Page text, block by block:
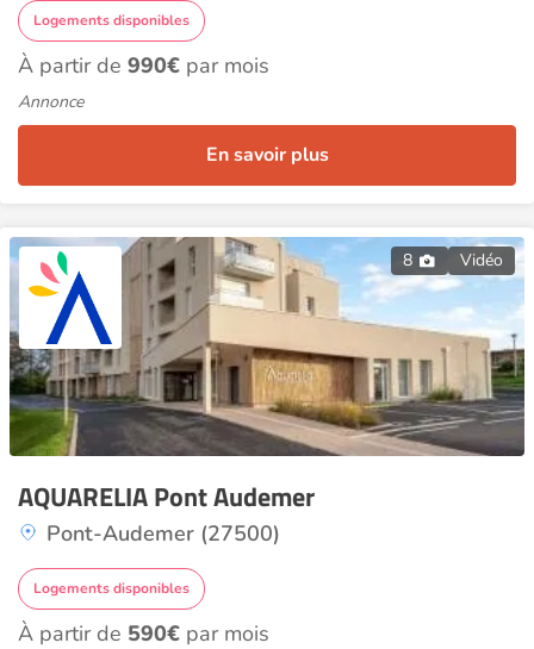
Logements disponibles
À partir de 990€ par mois
Annonce
En savoir plus
8 Vidéo
AQUARELIA Pont Audemer
Pont-Audemer (27500)
Logements disponibles
À partir de 590€ par mois